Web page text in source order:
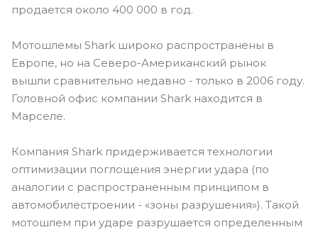
продается около 400 000 в год.
Мотошлемы Shark широко распространены в
Европе, но на Северо-Американский рынок
вышли сравнительно недавно - только в 2006 году.
Головной офис компании Shark находится в
Марселе.
Компания Shark придерживается технологии
оптимизации поглощения энергии удара (по
аналогии с распространенным принципом в
автомобилестроении - «зоны разрушения»). Такой
мотошлем при ударе разрушается определенным